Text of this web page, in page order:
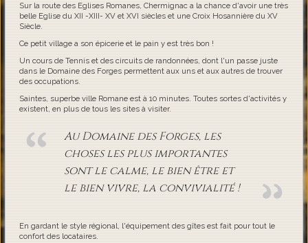
Sur la route des Eglises Romanes, Chermignac a la chance d'avoir une très
belle Eglise du XII -XIII- XV et XVI siècles et une Croix Hosannière du XV
Siècle.
Ce petit village a son épicerie et le pain y est très bon !
Un cours de Tennis et des circuits de randonnées, dont l'un passe juste
dans le Domaine des Forges permettent aux uns et aux autres de trouver
des occupations.
Saintes, superbe ville Romane est à 10 minutes. Toutes sortes d'activités y
existent, en plus de tous les sites à visiter.
Au Domaine des Forges, les
choses les plus importantes
sont le calme, le bien être et
le bien vivre, la convivialité !
En gardant le style régional, l'équipement des gîtes est fait pour tout le
confort des locataires.